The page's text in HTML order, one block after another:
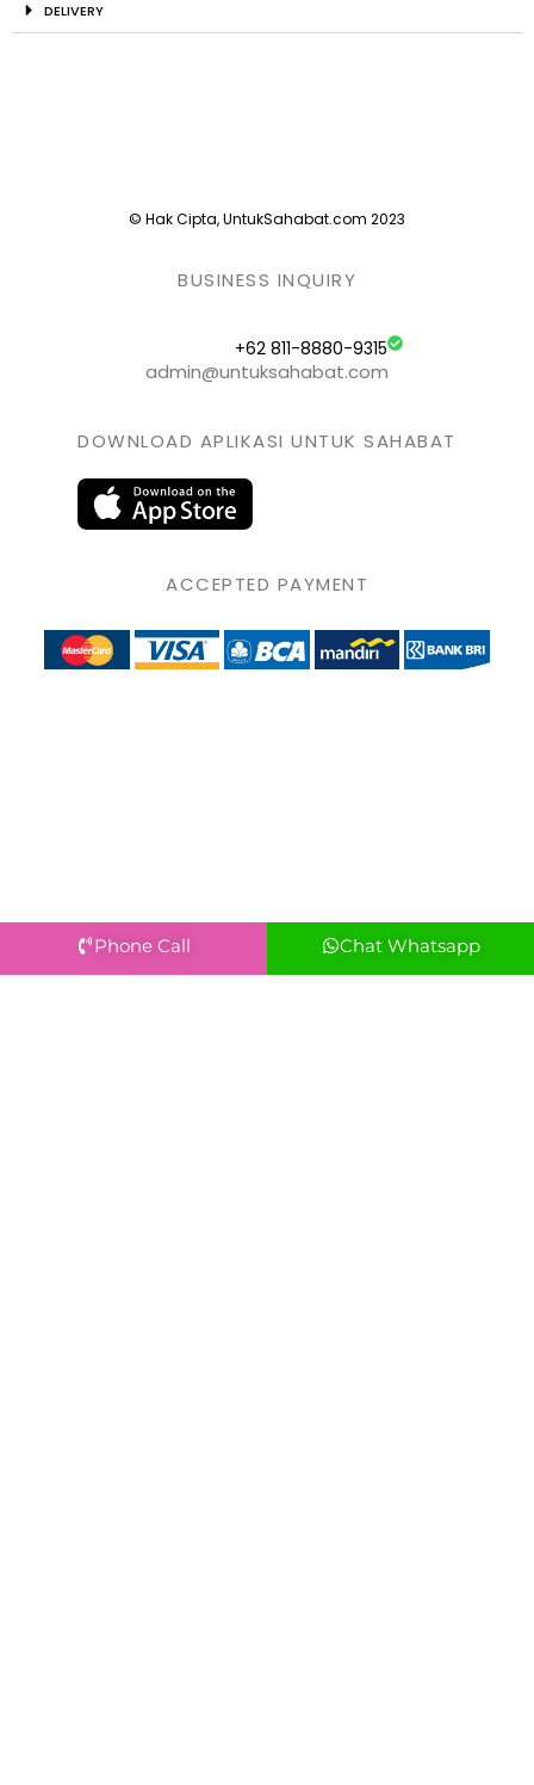
DELIVERY
© Hak Cipta, UntukSahabat.com 2023
BUSINESS INQUIRY
+62 811-8880-9315
admin@untuksahabat.com
DOWNLOAD APLIKASI UNTUK SAHABAT
ACCEPTED PAYMENT
Phone Call Chat Whatsapp